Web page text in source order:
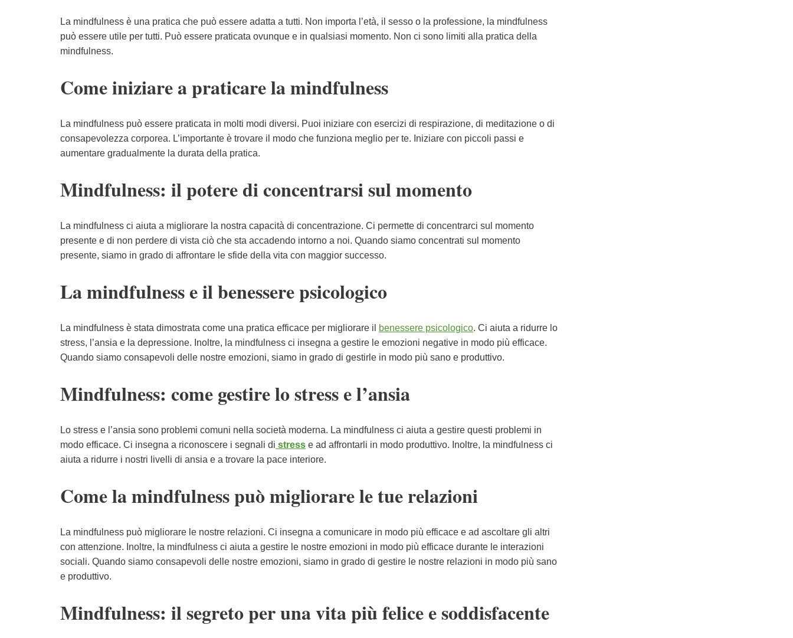
La mindfulness è una pratica che può essere adatta a tutti. Non importa l’età, il sesso o la professione, la mindfulness
può essere utile per tutti. Può essere praticata ovunque e in qualsiasi momento. Non ci sono limiti alla pratica della
mindfulness.
Come iniziare a praticare la mindfulness
La mindfulness può essere praticata in molti modi diversi. Puoi iniziare con esercizi di respirazione, di meditazione o di
consapevolezza corporea. L’importante è trovare il modo che funziona meglio per te. Iniziare con piccoli passi e
aumentare gradualmente la durata della pratica.
Mindfulness: il potere di concentrarsi sul momento
La mindfulness ci aiuta a migliorare la nostra capacità di concentrazione. Ci permette di concentrarci sul momento
presente e di non perdere di vista ciò che sta accadendo intorno a noi. Quando siamo concentrati sul momento
presente, siamo in grado di affrontare le sfide della vita con maggior successo.
La mindfulness e il benessere psicologico
La mindfulness è stata dimostrata come una pratica efficace per migliorare il benessere psicologico. Ci aiuta a ridurre lo
stress, l’ansia e la depressione. Inoltre, la mindfulness ci insegna a gestire le emozioni negative in modo più efficace.
Quando siamo consapevoli delle nostre emozioni, siamo in grado di gestirle in modo più sano e produttivo.
Mindfulness: come gestire lo stress e l’ansia
Lo stress e l’ansia sono problemi comuni nella società moderna. La mindfulness ci aiuta a gestire questi problemi in
modo efficace. Ci insegna a riconoscere i segnali di stress e ad affrontarli in modo produttivo. Inoltre, la mindfulness ci
aiuta a ridurre i nostri livelli di ansia e a trovare la pace interiore.
Come la mindfulness può migliorare le tue relazioni
La mindfulness può migliorare le nostre relazioni. Ci insegna a comunicare in modo più efficace e ad ascoltare gli altri
con attenzione. Inoltre, la mindfulness ci aiuta a gestire le nostre emozioni in modo più efficace durante le interazioni
sociali. Quando siamo consapevoli delle nostre emozioni, siamo in grado di gestire le nostre relazioni in modo più sano
e produttivo.
Mindfulness: il segreto per una vita più felice e soddisfacente